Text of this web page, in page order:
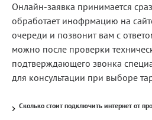
Онлайн-заявка принимается
обработает инофрмацию на
очереди и позвонит вам с
можно после проверки
подтверждающего звонка
для консультации при выборе
Сколько стоит подключить интернет от